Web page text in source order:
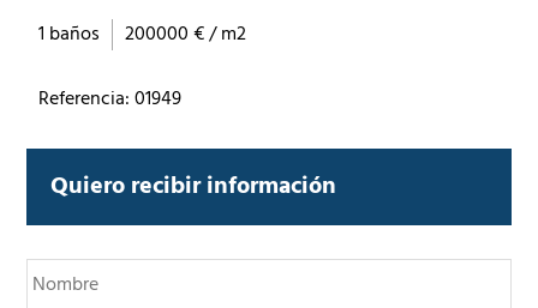
1 baños 200000 € / m2
Referencia: 01949
Quiero recibir información
N
o